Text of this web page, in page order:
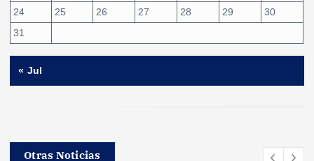
c
i
ó
24
25 26 27 28 29
30
31
« Jul
Otras Noticias